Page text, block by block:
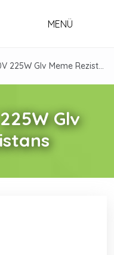
MENÜ
Glv
Ø45X55 230V 225W Glv Meme Rezistans